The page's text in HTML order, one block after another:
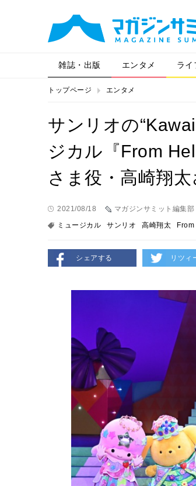
雑誌・出版 エンタメ ライ
トップページ エンタメ
サンリオの
ジカル『From
さま役・高崎翔
2021/08/18
マガジンサミット編集部
ミュージカル
サンリオ 高崎翔太
シェアする リツィ